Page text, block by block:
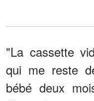
"La cassette
qui me reste
bébé deux